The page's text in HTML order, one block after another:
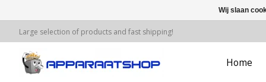
Large selection of products and fast shipping!
Home
Wij slaan